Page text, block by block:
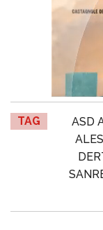
TAG ASD